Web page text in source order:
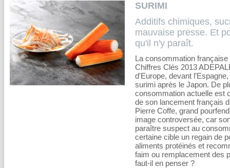
SURIMI
Additifs chimiques,
mauvaise presse. Et
qu'il n'y paraît.
La consommation
Chiffres Clés 2013
d'Europe, devant
surimi après le Japon. De
consommation actuelle est
de son lancement français
Pierre Coffe, grand
image controversée, car
paraître suspect au
certaine cible un regain de
aliments protéinés et
faim ou remplacement des
faut-il en penser ?